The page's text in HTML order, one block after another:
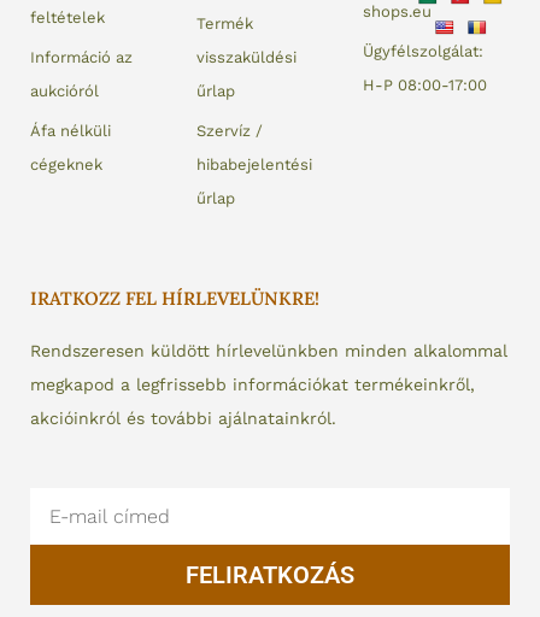
feltételek
Információ az
aukcióról
Áfa nélküli
cégeknek
Termék
visszaküldési
űrlap
Szervíz /
hibabejelentési
űrlap
shops.eu
Ügyfélszolgálat:
H-P 08:00-17:00
IRATKOZZ FEL HÍRLEVELÜNKRE!
Rendszeresen küldött hírlevelünkben minden alkalommal
megkapod a legfrissebb információkat termékeinkről,
akcióinkról és további ajálnatainkról.
FELIRATKOZÁS